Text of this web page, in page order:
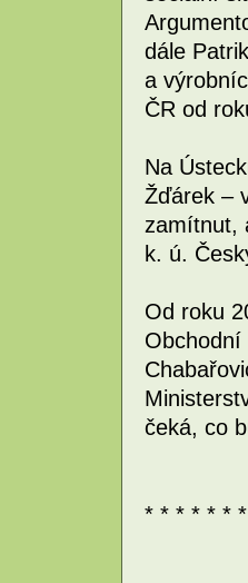
dále
a
ČR od
Na
Žďárek –
zamítnut,
k. ú.
Od roku
Obchodní
čeká, co
* * * * * *